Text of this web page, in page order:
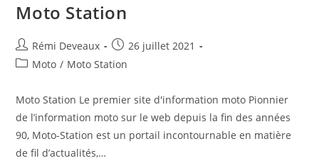
Moto Station
Rémi Deveaux
26 juillet 2021
Moto / Moto Station
Moto Station Le premier site d'information moto Pionnier
de l’information moto sur le web depuis la fin des années
90, Moto-Station est un portail incontournable en matière
de fil d’actualités,…